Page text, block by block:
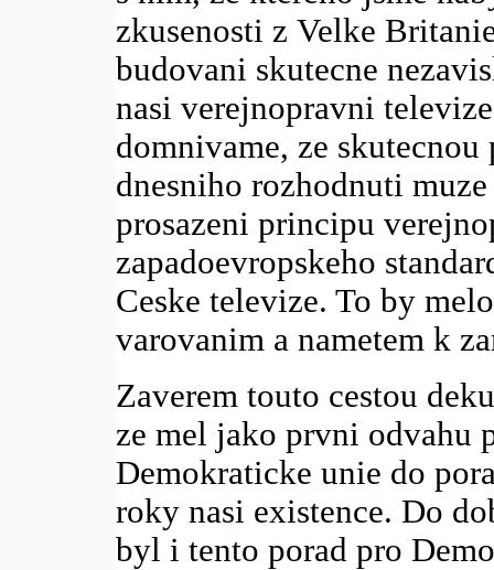
zkusenosti z Velke
budovani skutecne
nasi verejnopravni
domnivame, ze
dnesniho rozhodnuti
prosazeni principu
zapadoevropskeho
Ceske televize. To by
varovanim a nametem k
Zaverem touto cestou
ze mel jako prvni odvahu
Demokraticke unie do
roky nasi existence. Do
byl i tento porad pro